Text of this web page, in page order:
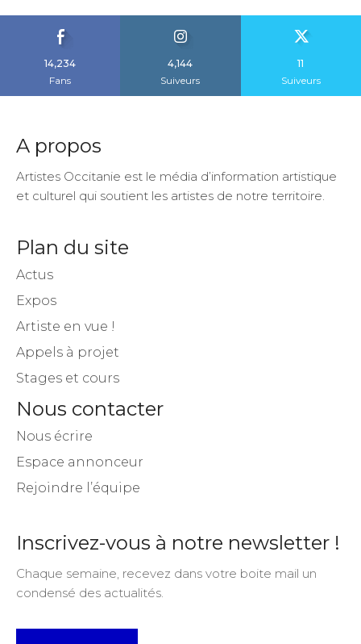
14,234
Fans
4,144
Suiveurs
11
Suiveurs
A propos
Artistes Occitanie est le média d’information artistique
et culturel qui soutient les artistes de notre territoire.
Plan du site
Actus
Expos
Artiste en vue !
Appels à projet
Stages et cours
Nous contacter
Nous écrire
Espace annonceur
Rejoindre l’équipe
Inscrivez-vous à notre newsletter !
Chaque semaine, recevez dans votre boite mail un
condensé des actualités.